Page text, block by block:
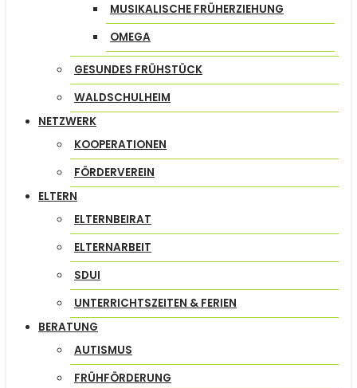
MUSIKALISCHE FRÜHERZIEHUNG
OMEGA
GESUNDES FRÜHSTÜCK
WALDSCHULHEIM
NETZWERK
KOOPERATIONEN
FÖRDERVEREIN
ELTERN
ELTERNBEIRAT
ELTERNARBEIT
SDUI
UNTERRICHTSZEITEN & FERIEN
BERATUNG
AUTISMUS
FRÜHFÖRDERUNG